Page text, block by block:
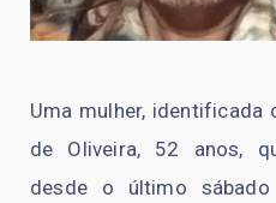
Uma mulher, identificada
de Oliveira, 52 anos,
desde o último